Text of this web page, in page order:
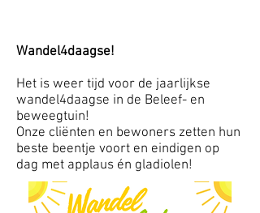
Wandel4daagse!
Het is weer tijd voor de jaarlijkse
wandel4daagse in de Beleef- en
beweegtuin!
Onze cliënten en bewoners zetten hun
beste beentje voort en eindigen op
dag met applaus én gladiolen!